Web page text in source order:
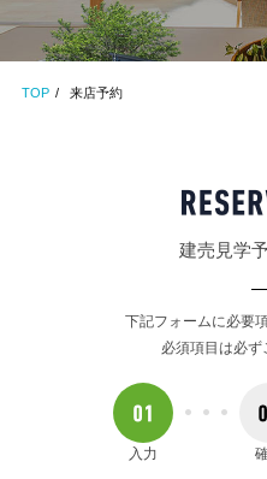
TOP 来店予約
建売見学
下記フォームに必要
必須項目は必ず
入力